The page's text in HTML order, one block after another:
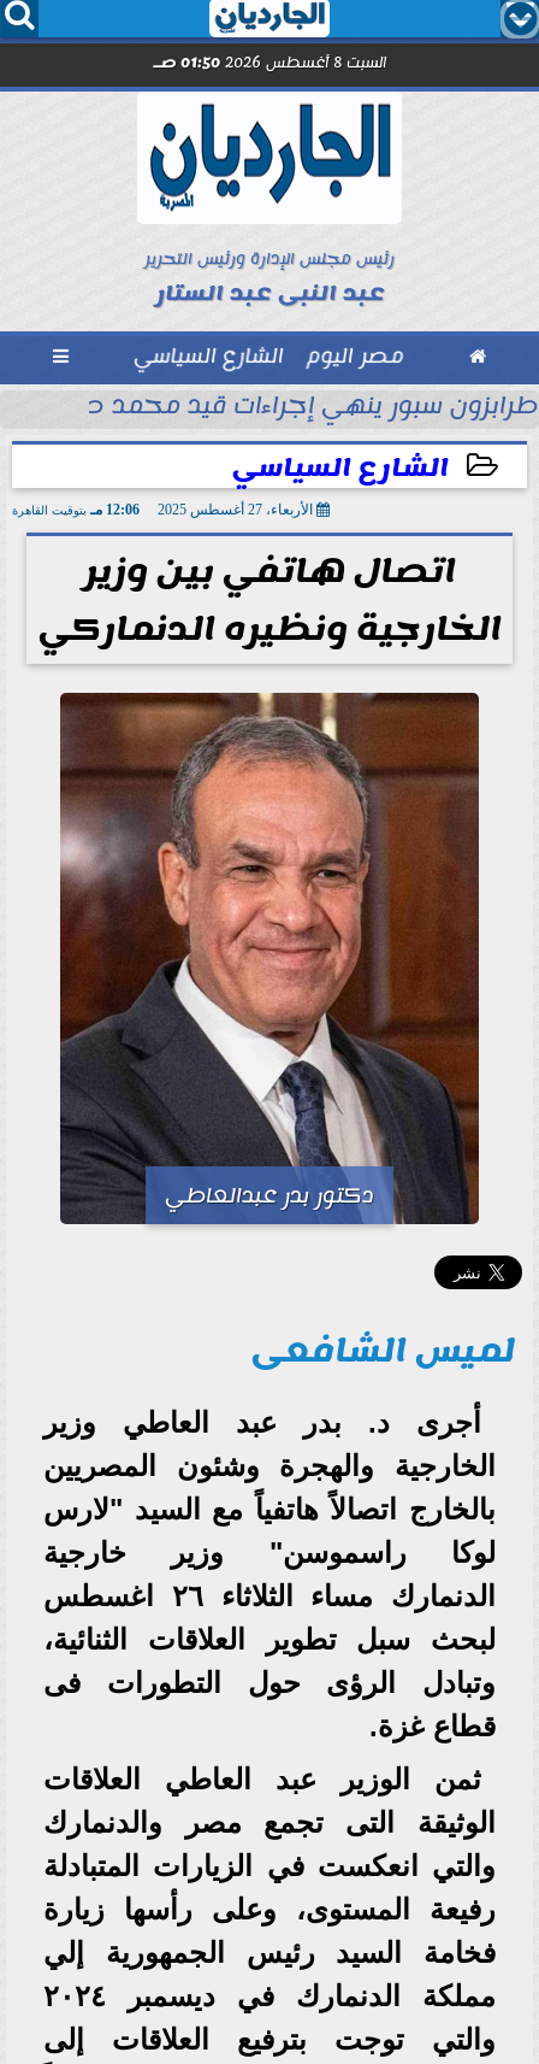
  
السبت 8 أغسطس 2026 01:50 صـ
رئيس مجلس الإدارة ورئيس التحرير
عبد النبى عبد الستار
 مصر اليوم الشارع السياسي 
طرابزون سبور ينهي إجراءات قيد محمد صلاح
الشارع السياسي
الأربعاء، 27 أغسطس 2025 12:06 مـ بتوقيت القاهرة
اتصال هاتفي بين وزير
الخارجية ونظيره الدنماركي
دكتور بدر عبدالعاطي
لميس الشافعى
أجرى د. بدر عبد العاطي وزير
الخارجية والهجرة وشئون المصريين
بالخارج اتصالاً هاتفياً مع السيد "لارس
لوكا راسموسن" وزير خارجية
الدنمارك مساء الثلاثاء ٢٦ اغسطس
لبحث سبل تطوير العلاقات الثنائية،
وتبادل الرؤى حول التطورات فى
قطاع غزة.
ثمن الوزير عبد العاطي العلاقات
الوثيقة التى تجمع مصر والدنمارك
والتي انعكست في الزيارات المتبادلة
رفيعة المستوى، وعلى رأسها زيارة
فخامة السيد رئيس الجمهورية إلي
مملكة الدنمارك في ديسمبر ٢٠٢٤
والتي توجت بترفيع العلاقات إلى